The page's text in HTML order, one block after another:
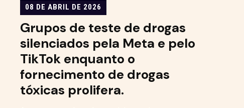
08 DE ABRIL DE 2026
Grupos de teste de drogas
silenciados pela Meta e pelo
TikTok enquanto o
fornecimento de drogas
tóxicas prolifera.